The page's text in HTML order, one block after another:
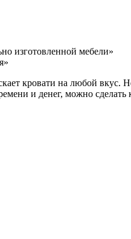
изготовленной мебели»
кровати на любой вкус.
и денег, можно